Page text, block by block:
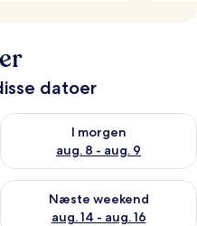
datoer
7 - aug. 8
I morgen
aug. 8 - aug. 9
Tjek tilgængelighed for i
aug. 7 - aug. 9
Næste weekend
aug. 14 - aug. 16
Tjek tilgængelighed for næste